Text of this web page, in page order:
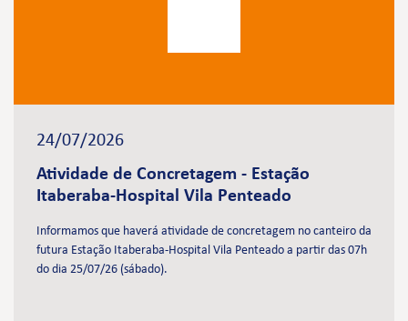
24/07/2026
Atividade de Concretagem - Estação
Itaberaba-Hospital Vila Penteado
Informamos que haverá atividade de concretagem no canteiro da
futura Estação Itaberaba-Hospital Vila Penteado a partir das 07h
do dia 25/07/26 (sábado).